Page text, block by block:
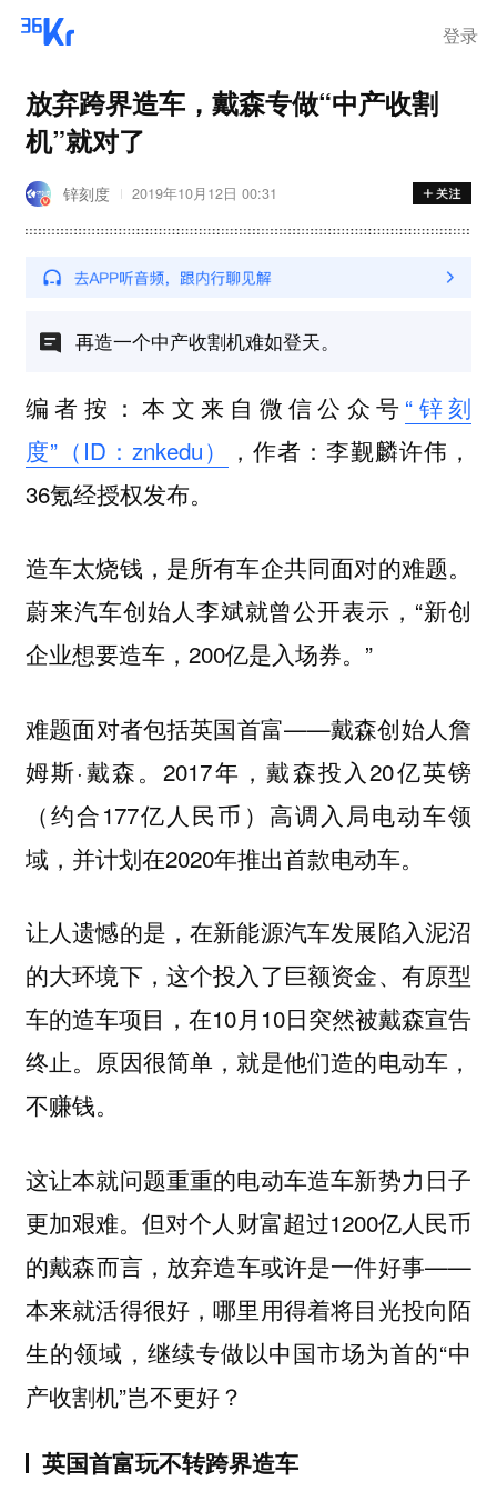
登录
放弃跨界造车，戴森专做“中产收割
机”就对了
锌刻度 2019年10月12日 00:31
再造一个中产收割机难如登天。
编者按：本文来自微信公众号 “锌刻
度”（ID：znkedu）
，作者：李觐麟许伟，
36氪经授权发布。
造车太烧钱，是所有车企共同面对的难题。
蔚来汽车创始人李斌就曾公开表示，“新创
企业想要造车，200亿是入场券。”
难题面对者包括英国首富——戴森创始人詹
姆斯·戴森。2017年，戴森投入20亿英镑
（约合177亿人民币）高调入局电动车领
域，并计划在2020年推出首款电动车。
让人遗憾的是，在新能源汽车发展陷入泥沼
的大环境下，这个投入了巨额资金、有原型
车的造车项目，在10月10日突然被戴森宣告
终止。原因很简单，就是他们造的电动车，
不赚钱。
这让本就问题重重的电动车造车新势力日子
更加艰难。但对个人财富超过1200亿人民币
的戴森而言，放弃造车或许是一件好事——
本来就活得很好，哪里用得着将目光投向陌
生的领域，继续专做以中国市场为首的“中
产收割机”岂不更好？
英国首富玩不转跨界造车